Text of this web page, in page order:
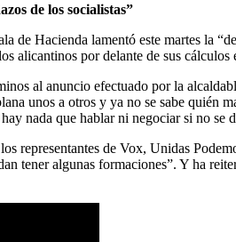
de los socialistas”
de Hacienda lamentó este martes la
alicantinos por delante de sus cálculos
al anuncio efectuado por la
unos a otros y ya no se sabe quién
nada que hablar ni negociar si no
representantes de Vox, Unidas
tener algunas formaciones”. Y ha